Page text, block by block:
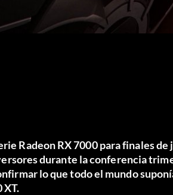
Radeon RX 7000 para finales
durante la conferencia
lo que todo el mundo
XT.